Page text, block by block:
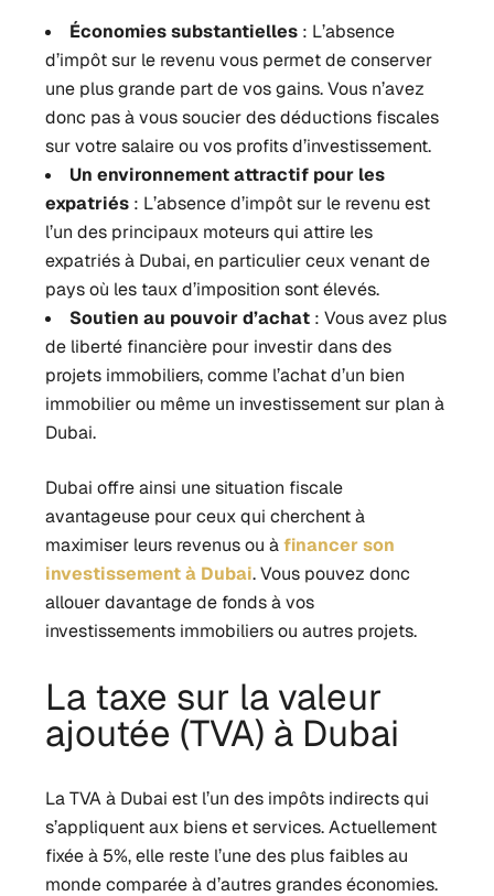
Économies substantielles : L’absence
d’impôt sur le revenu vous permet de conserver
une plus grande part de vos gains. Vous n’avez
donc pas à vous soucier des déductions fiscales
sur votre salaire ou vos profits d’investissement.
Un environnement attractif pour les
expatriés : L’absence d’impôt sur le revenu est
l’un des principaux moteurs qui attire les
expatriés à Dubai, en particulier ceux venant de
pays où les taux d’imposition sont élevés.
Soutien au pouvoir d’achat : Vous avez plus
de liberté financière pour investir dans des
projets immobiliers, comme l’achat d’un bien
immobilier ou même un investissementsur plan à
Dubai.
Dubai offre ainsi une situation fiscale
avantageuse pour ceux qui cherchent à
maximiser leurs revenus ou àfinancer son
investissement à Dubai. Vous pouvez donc
allouer davantage de fonds à vos
investissements immobiliers ou autres projets.
La taxe sur la valeur
ajoutée (TVA) à Dubai
La TVA à Dubai est l’un des impôts indirects qui
s’appliquent aux biens et services. Actuellement
fixée à 5%, elle reste l’une des plus faibles au
monde comparée à d’autres grandes économies.